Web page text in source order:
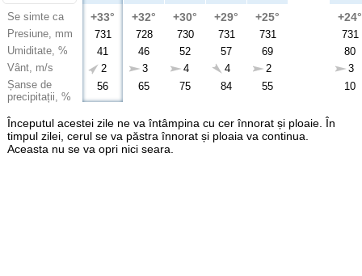
Se simte ca
Presiune, mm
Umiditate, %
Vânt, m/s
Șanse de
precipitații, %
+33°
731
41
2
56
+32°
728
46
3
65
+30°
730
52
4
75
+29°
731
57
4
84
+25°
731
69
2
55
+24°
731
80
3
10
Începutul acestei zile ne va întâmpina cu cer înnorat și ploaie. În
timpul zilei, cerul se va păstra înnorat și ploaia va continua.
Aceasta nu se va opri nici seara.